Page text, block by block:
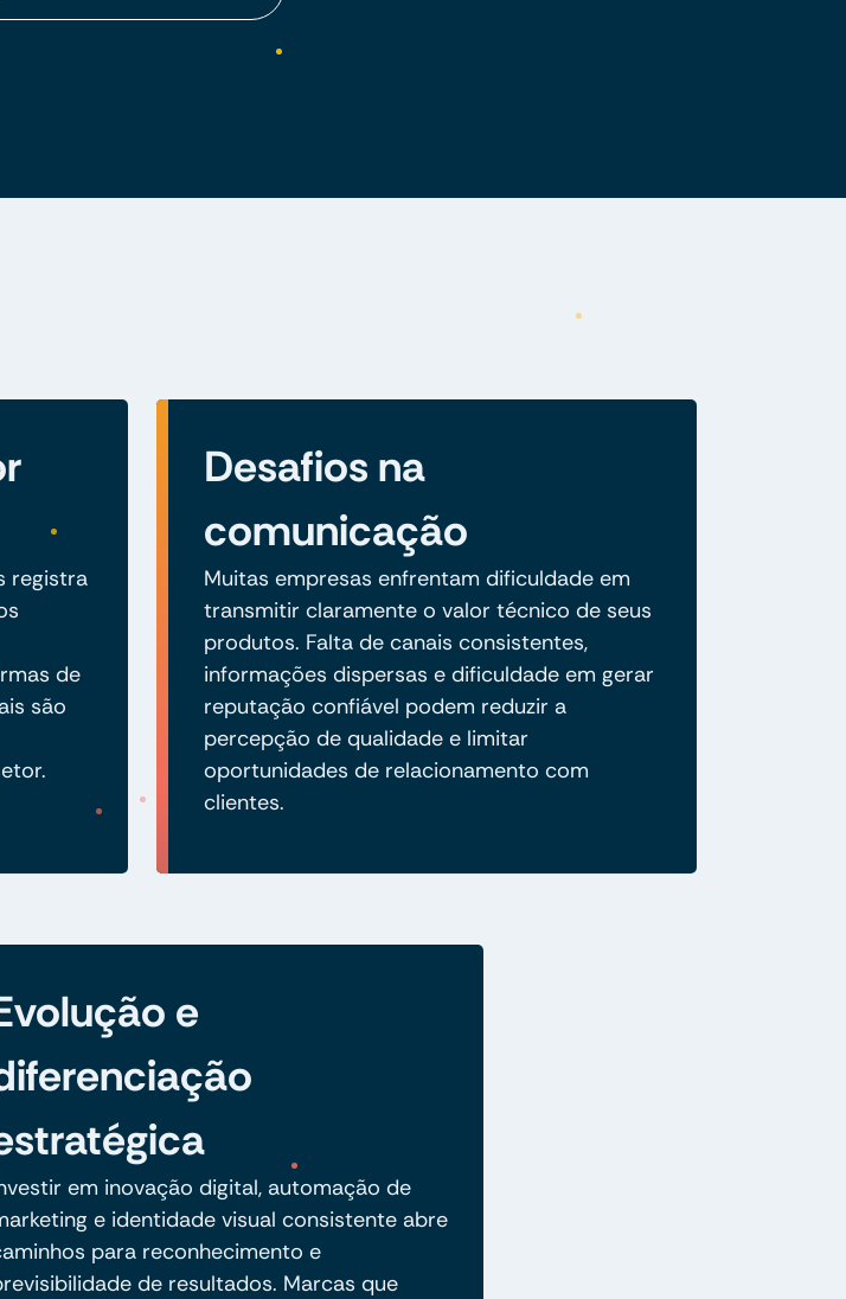
registra
de
são
Desafios na
comunicação
Muitas empresas enfrentam dificuldade em
transmitir claramente o valor técnico de seus
produtos. Falta de canais consistentes,
informações dispersas e dificuldade em gerar
reputação confiável podem reduzir a
percepção de qualidade e limitar
oportunidades de relacionamento com
clientes.
e
em inovação digital, automação de
e identidade visual consistente abre
para reconhecimento e
de resultados. Marcas que